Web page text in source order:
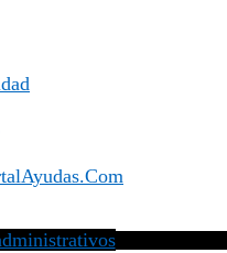
Resumen